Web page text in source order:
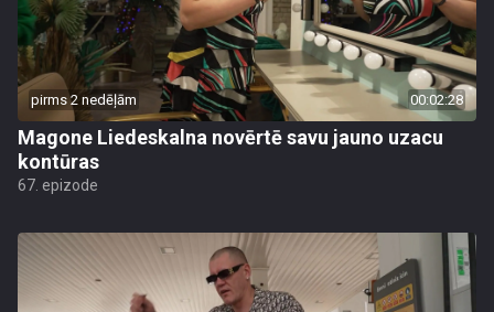
pirms 2 nedēļām 00:02:28
Magone Liedeskalna novērtē savu jauno uzacu
kontūras
67. epizode